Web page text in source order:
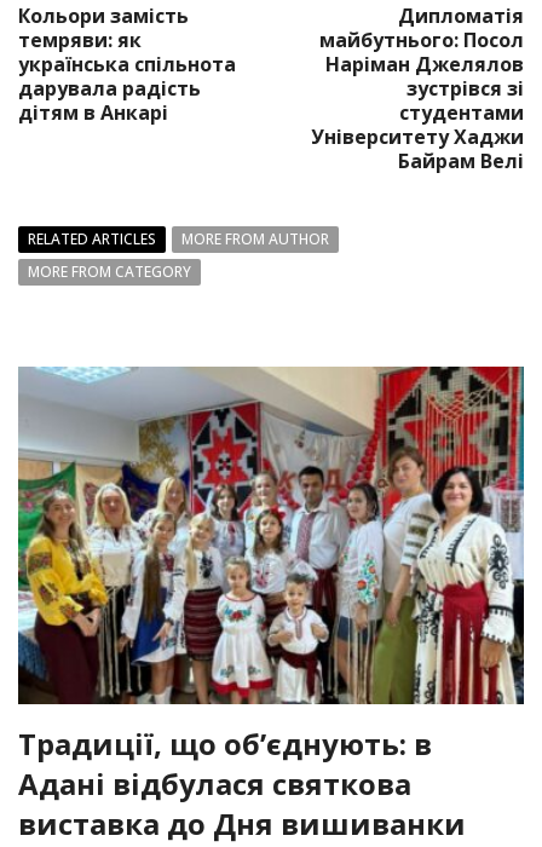
Кольори замість
темряви: як
українська спільнота
дарувала радість
дітям в Анкарі
Дипломатія
майбутнього: Посол
Наріман Джелялов
зустрівся зі
студентами
Університету Хаджи
Байрам Велі
RELATED ARTICLES
MORE FROM AUTHOR
MORE FROM CATEGORY
Традиції, що об’єднують: в
Адані відбулася святкова
виставка до Дня вишиванки